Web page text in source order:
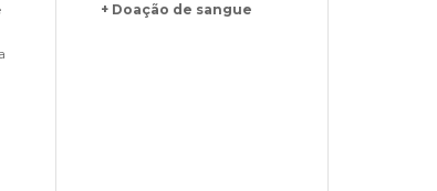
+ Doação de sangue